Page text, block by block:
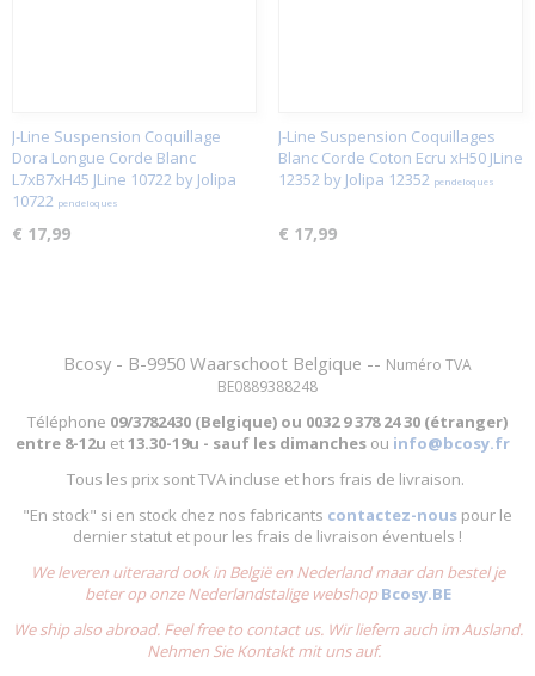
J-Line Suspension Coquillage
Dora Longue Corde Blanc
L7xB7xH45 JLine 10722 by Jolipa
10722 pendeloques
€ 17,99
J-Line Suspension Coquillages
Blanc Corde Coton Ecru xH50 JLine
12352 by Jolipa 12352 pendeloques
€ 17,99
Bcosy - B-9950 Waarschoot Belgique -- Numéro TVA
BE0889388248
Téléphone 09/3782430 (Belgique) ou 0032 9 378 24 30 (étranger)
entre 8-12u et13.30-19u - sauf les dimanchesou info@bcosy.fr
Tous les prix sont TVA incluse et hors frais de livraison.
"En stock" si en stock chez nos fabricants contactez-nous pour le
dernier statut et pour les frais de livraison éventuels !
We leveren uiteraard ook in België en Nederland maar dan bestel je
beter op onze Nederlandstalige webshopBcosy.BE
We ship also abroad. Feel free to contact us. Wir liefern auch im Ausland.
Nehmen Sie Kontakt mit uns auf.